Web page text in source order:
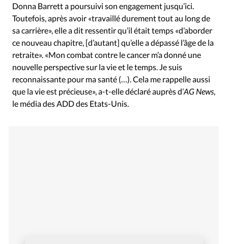
Donna Barrett a poursuivi son engagement jusqu’ici.
Toutefois, après avoir «travaillé durement tout au long de
sa carrière», elle a dit ressentir qu’il était temps «d’aborder
ce nouveau chapitre, [d’autant] qu’elle a dépassé l’âge de la
retraite». «Mon combat contre le cancer m’a donné une
nouvelle perspective sur la vie et le temps. Je suis
reconnaissante pour ma santé (…). Cela me rappelle aussi
que la vie est précieuse», a-t-elle déclaré auprès d’AG News,
le média des ADD des Etats-Unis.